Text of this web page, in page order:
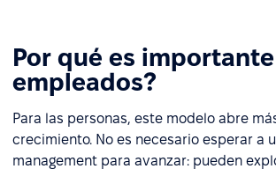
Por qué es
empleados?
Para las personas, este modelo abre
crecimiento. No es necesario esperar a
management para avanzar: pueden